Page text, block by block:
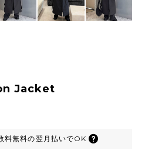
Jacket
料無料の翌月払いでOK